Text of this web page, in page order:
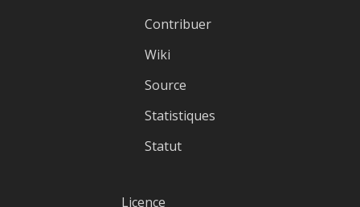
Contribuer
Wiki
Source
Statistiques
Statut
Licence